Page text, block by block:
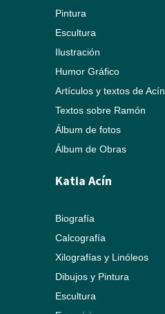
Pintura
Escultura
Ilustración
Humor Gráfico
Artículos y textos de Acín
Textos sobre Ramón
Álbum de fotos
Álbum de Obras
Katia Acín
Biografía
Calcografía
Xilografías y Linóleos
Dibujos y Pintura
Escultura